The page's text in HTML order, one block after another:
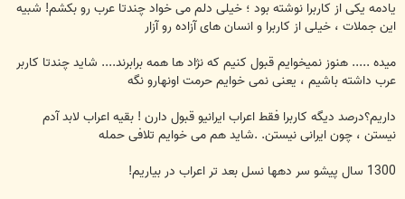
یادمه یکی از کاربرا نوشته بود ؛ خیلی دلم می خواد چندتا عرب رو بکشم! شبیه
این جملات ، خیلی از کاربرا و انسان های آزاده رو آزار
میده ..... هنوز نمیخوایم قبول کنیم که نژاد ها همه برابرند.... شاید چندتا کاربر
عرب داشته باشیم ، یعنی نمی خوایم حرمت اونهارو نگه
داریم؟درصد دیگه کاربرا فقط اعراب ایرانیو قبول دارن ! بقیه اعراب لابد آدم
نیستن ، چون ایرانی نیستن. .شاید هم می خوایم تلافی حمله
1300 سال پیشو سر دهها نسل بعد تر اعراب در بیاریم!